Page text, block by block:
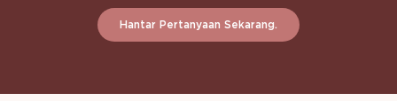
Hantar Pertanyaan Sekarang.